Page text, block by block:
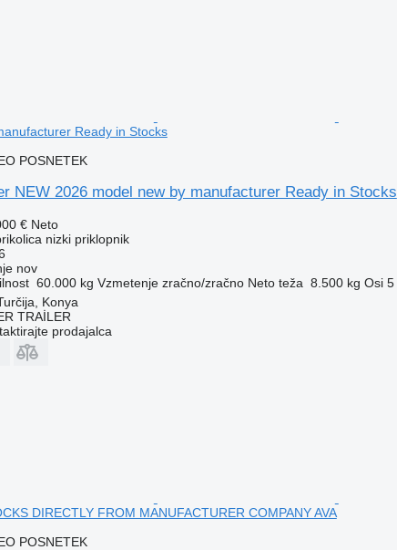
Ready in Stocks
POSNETEK
NEW 2026 model new by manufacturer Ready in Stocks
€ Neto
nizki priklopnik
nov
60.000 kg Vzmetenje zračno/zračno Neto teža 8.500 kg Osi 5
Konya
TRAİLER
prodajalca
DIRECTLY FROM MANUFACTURER COMPANY AVA
POSNETEK